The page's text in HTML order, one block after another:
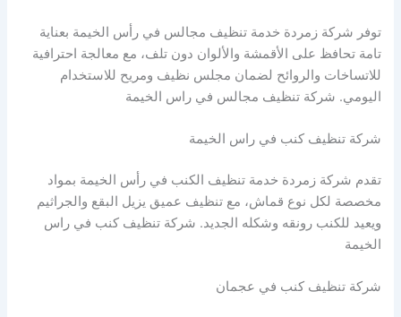
توفر شركة زمردة خدمة تنظيف مجالس في رأس الخيمة بعناية
تامة تحافظ على الأقمشة والألوان دون تلف، مع معالجة احترافية
للاتساخات والروائح لضمان مجلس نظيف ومريح للاستخدام
اليومي. شركة تنظيف مجالس في راس الخيمة
شركة تنظيف كنب في راس الخيمة
تقدم شركة زمردة خدمة تنظيف الكنب في رأس الخيمة بمواد
مخصصة لكل نوع قماش، مع تنظيف عميق يزيل البقع والجراثيم
ويعيد للكنب رونقه وشكله الجديد. شركة تنظيف كنب في راس
الخيمة
شركة تنظيف كنب في عجمان